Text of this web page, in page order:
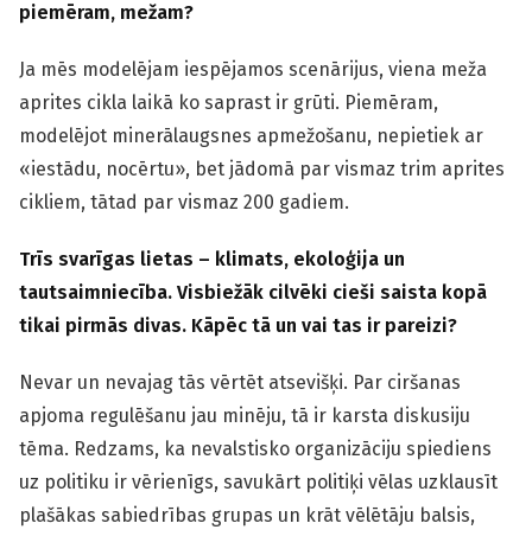
piemēram, mežam?
Ja mēs modelējam iespējamos scenārijus, viena meža
aprites cikla laikā ko saprast ir grūti. Piemēram,
modelējot minerālaugsnes apmežošanu, nepietiek ar
«iestādu, nocērtu», bet jādomā par vismaz trim aprites
cikliem, tātad par vismaz 200 gadiem.
Trīs svarīgas lietas – klimats, ekoloģija un
tautsaimniecība. Visbiežāk cilvēki cieši saista kopā
tikai pirmās divas. Kāpēc tā un vai tas ir pareizi?
Nevar un nevajag tās vērtēt atsevišķi. Par ciršanas
apjoma regulēšanu jau minēju, tā ir karsta diskusiju
tēma. Redzams, ka nevalstisko organizāciju spiediens
uz politiku ir vērienīgs, savukārt politiķi vēlas uzklausīt
plašākas sabiedrības grupas un krāt vēlētāju balsis,